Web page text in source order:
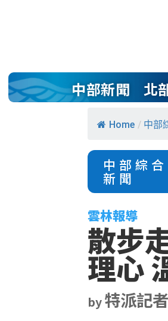
中部新聞 北
Home / 中部
中部綜合
新聞
雲林報導
散步
理心
by特派記